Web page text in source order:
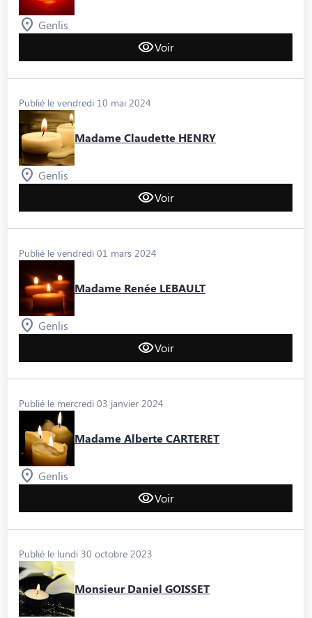
Genlis
Voir
Publié le vendredi 10 mai 2024
Madame Claudette HENRY
Genlis
Voir
Publié le vendredi 01 mars 2024
Madame Renée LEBAULT
Genlis
Voir
Publié le mercredi 03 janvier 2024
Madame Alberte CARTERET
Genlis
Voir
Publié le lundi 30 octobre 2023
Monsieur Daniel GOISSET